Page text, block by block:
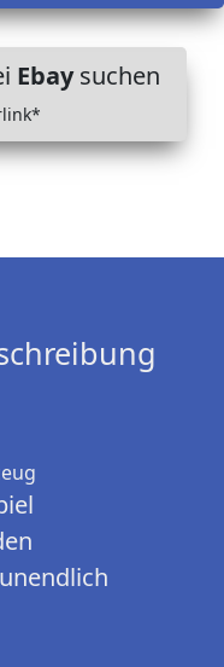
Ebaysuchen